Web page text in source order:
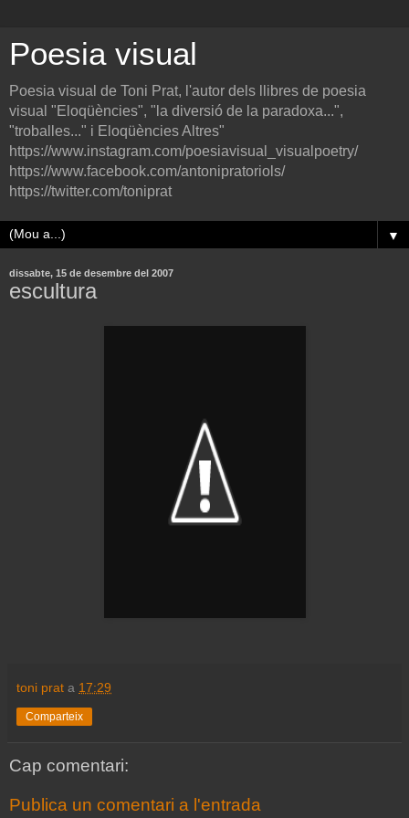
Poesia visual
Poesia visual de Toni Prat, l'autor dels llibres de poesia
visual "Eloqüències", "la diversió de la paradoxa...",
"troballes..." i Eloqüències Altres"
https://www.instagram.com/poesiavisual_visualpoetry/
https://www.facebook.com/antonipratoriols/
https://twitter.com/toniprat
▼
dissabte, 15 de desembre del 2007
escultura
toni prat a 17:29
Comparteix
Cap comentari:
Publica un comentari a l'entrada